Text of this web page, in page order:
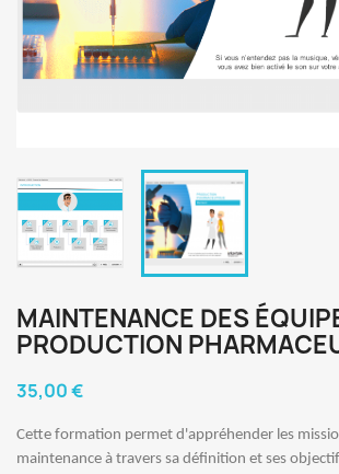
MAINTENANCE DES
PRODUCTION
35,00 €
Cette formation permet d'appréhender les
maintenance à travers sa définition et ses